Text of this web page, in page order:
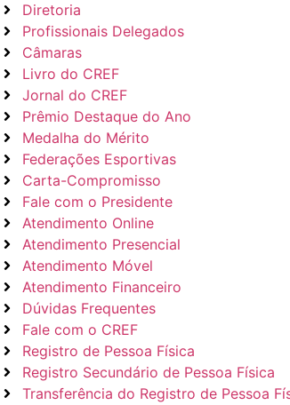
Diretoria
Profissionais Delegados
Câmaras
Livro do CREF
Jornal do CREF
Prêmio Destaque do Ano
Medalha do Mérito
Federações Esportivas
Carta-Compromisso
Fale com o Presidente
Atendimento Online
Atendimento Presencial
Atendimento Móvel
Atendimento Financeiro
Dúvidas Frequentes
Fale com o CREF
Registro de Pessoa Física
Registro Secundário de Pessoa Física
Transferência do Registro de Pessoa